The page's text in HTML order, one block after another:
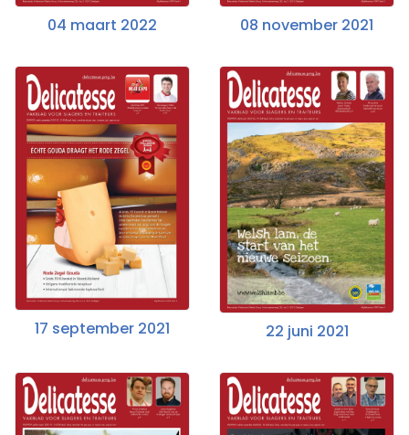
04 maart 2022 08 november 2021
17 september 2021 22 juni 2021